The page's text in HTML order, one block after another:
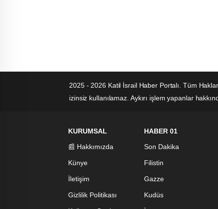
2025 - 2026 Katil İsrail Haber Portalı. Tüm
izinsiz kullanılamaz. Aykırı işlem yapanlar
KURUMSAL
📰 Hakkımızda
Künye
İletişim
Gizlilik Politikası
HABER 01
Son Dakika
Filistin
Gazze
Kudüs